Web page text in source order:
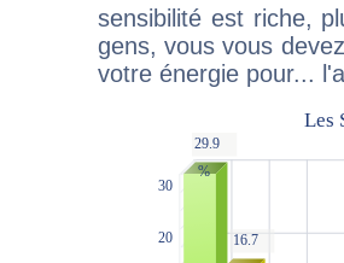
sensibilité est riche,
gens, vous vous
votre énergie pour...